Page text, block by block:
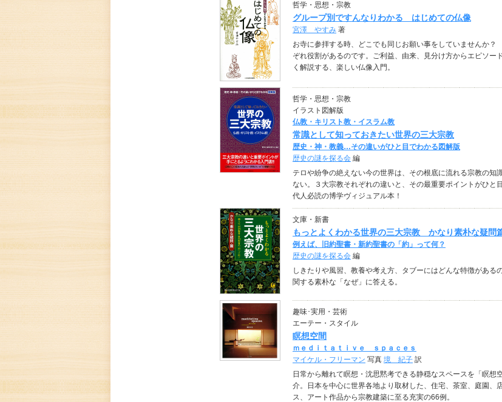
哲学・思想・宗教
グループ別ですんなりわかる はじめての仏像
宮澤 やすみ 著
お寺に参拝する時、どこでも同じお願い事をしていませんか
ぞれ役割があるのです。ご利益、由来、見分け方からエピソー
く解説する、楽しい仏像入門。
哲学・思想・宗教
イラスト図解版
仏教・キリスト教・イスラム教
常識として知っておきたい世界の三大宗教
歴史・神・教義…その違いがひと目でわかる図解版
歴史の謎を探る会 編
テロや紛争の絶えない今の世界は、その根底に流れる宗教の知
ない。３大宗教それぞれの違いと、その最重要ポイントがひと
代人必読の博学ヴィジュアル本！
文庫・新書
もっとよくわかる世界の三大宗教 かなり素朴な疑問
例えば、旧約聖書・新約聖書の「約」って何？
歴史の謎を探る会 編
しきたりや風習、教養や考え方、タブーにはどんな特徴があ
関する素朴な「なぜ」に答える。
趣味･実用・芸術
エーテー・スタイル
瞑想空間
ｍｅｄｉｔａｔｉｖｅ ｓｐａｃｅｓ
マイケル・フリーマン 写真 境 紀子 訳
日常から離れて瞑想・沈思黙考できる静穏なスペースを「瞑想
介。日本を中心に世界各地より取材した、住宅、茶室、庭園、
ス、アート作品から宗教建築に至る充実の66例。